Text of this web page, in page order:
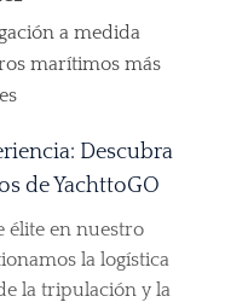
a medida
marítimos más
Descubra
de YachttoGO
élite en nuestro
la logística
la tripulación y la